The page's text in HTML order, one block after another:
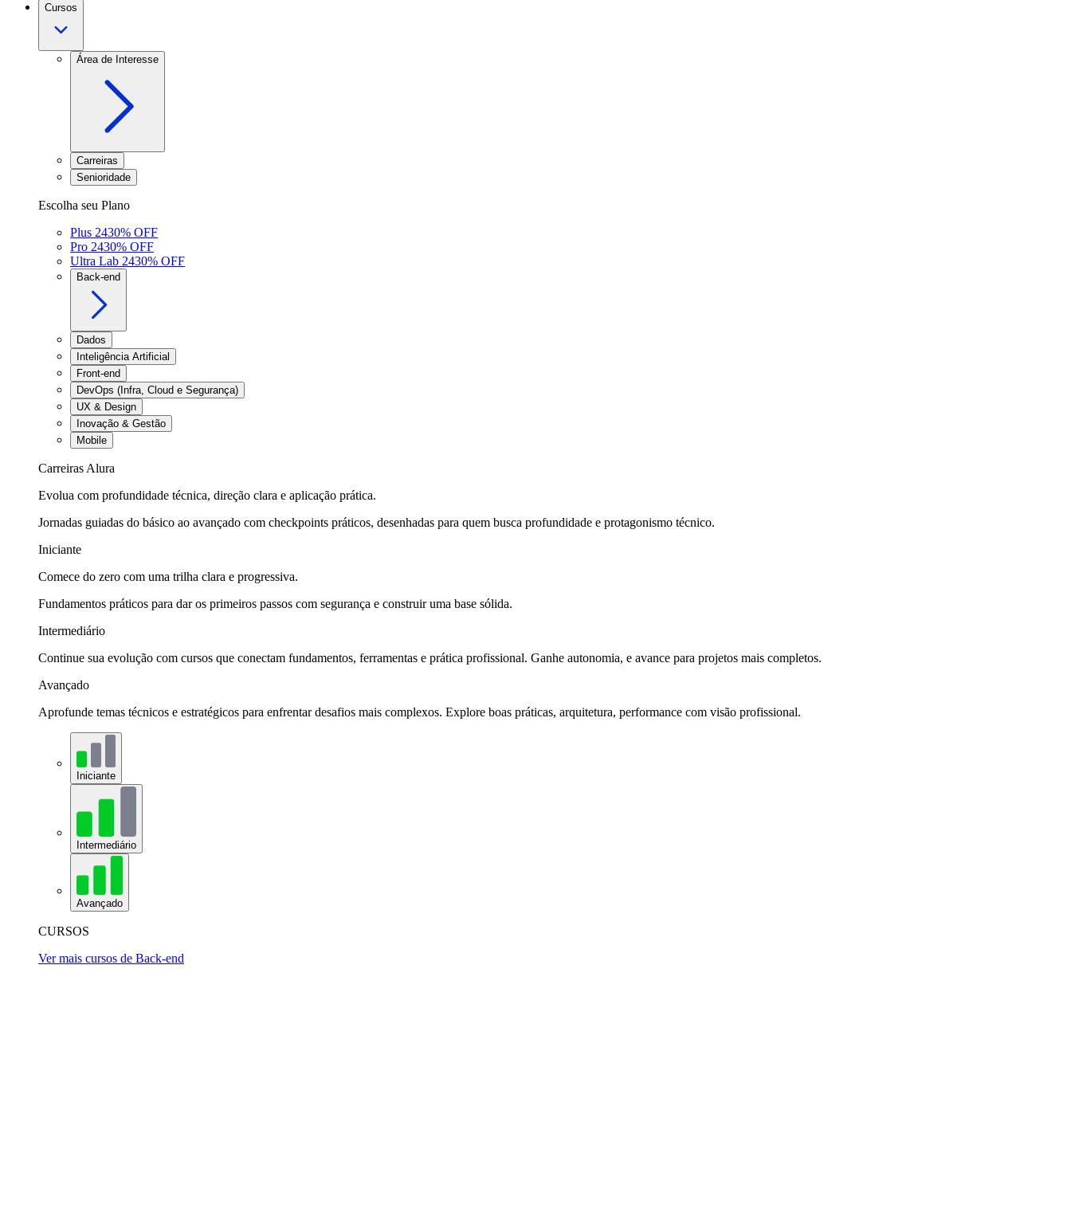
Cursos
Área de Interesse
Carreiras
Senioridade
Escolha seu Plano
Plus 2430% OFF
Pro 2430% OFF
Ultra Lab 2430% OFF
Back-end
Dados
Inteligência Artificial
Front-end
DevOps (Infra, Cloud e Segurança)
UX & Design
Inovação & Gestão
Mobile
Carreiras Alura
Evolua com profundidade técnica, direção clara e aplicação prática.
Jornadas guiadas do básico ao avançado com checkpoints práticos, desenhadas para quem busca profundidade e protagonismo técnico.
Iniciante
Comece do zero com uma trilha clara e progressiva.
Fundamentos práticos para dar os primeiros passos com segurança e construir uma base sólida.
Intermediário
Continue sua evolução com cursos que conectam fundamentos, ferramentas e prática profissional. Ganhe autonomia, e avance para projetos mais completos.
Avançado
Aprofunde temas técnicos e estratégicos para enfrentar desafios mais complexos. Explore boas práticas, arquitetura, performance com visão profissional.
Iniciante
Intermediário
Avançado
CURSOS
Ver mais cursos de Back-end